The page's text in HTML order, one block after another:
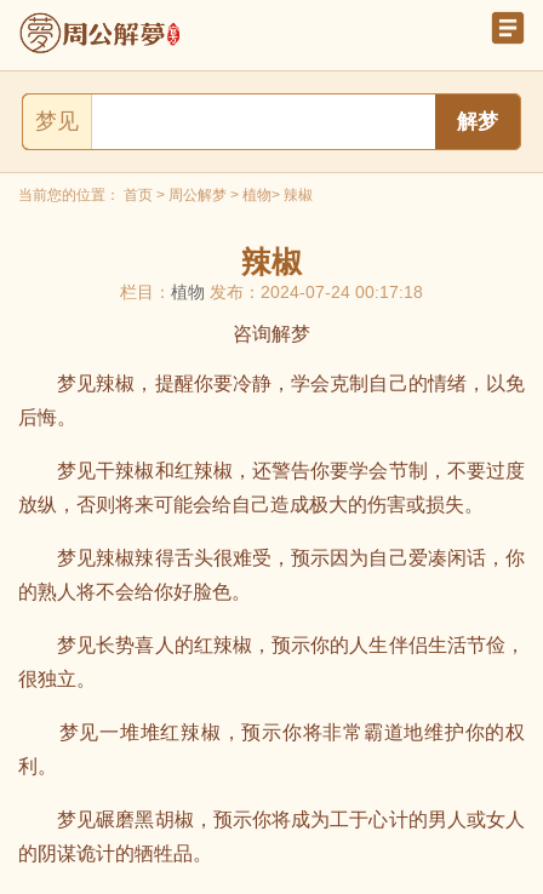
梦见
当前您的位置： 首页 > 周公解梦 > 植物> 辣椒
辣椒
栏目： 植物 发布：2024-07-24 00:17:18
咨询解梦
梦见辣椒，提醒你要冷静，学会克制自己的情绪，以免
后悔。
梦见干辣椒和红辣椒，还警告你要学会节制，不要过度
放纵，否则将来可能会给自己造成极大的伤害或损失。
梦见辣椒辣得舌头很难受，预示因为自己爱凑闲话，你
的熟人将不会给你好脸色。
梦见长势喜人的红辣椒，预示你的人生伴侣生活节俭，
很独立。
梦见一堆堆红辣椒，预示你将非常霸道地维护你的权
利。
梦见碾磨黑胡椒，预示你将成为工于心计的男人或女人
的阴谋诡计的牺牲品。